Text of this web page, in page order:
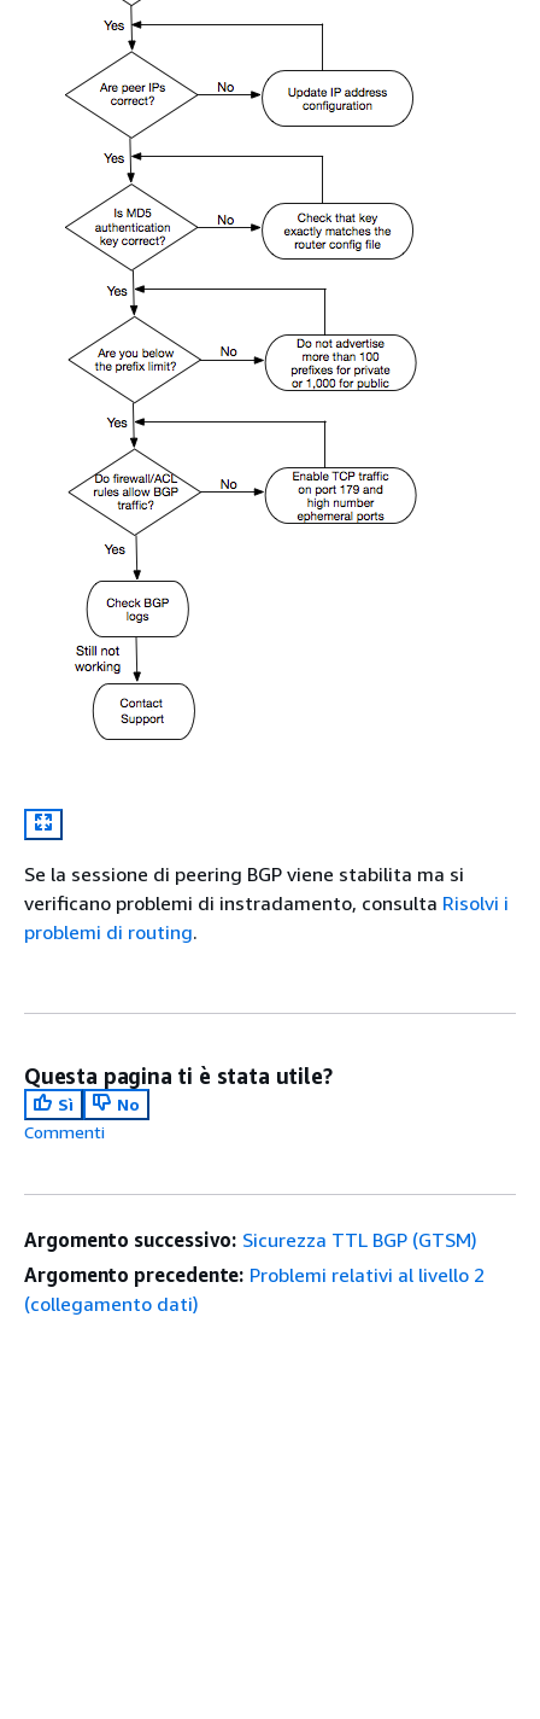
Se la sessione di peering BGP viene stabilita ma si
verificano problemi di instradamento, consulta Risolvi i
problemi di routing.
Questa pagina ti è stata utile?
Sì
No
Commenti
Argomento successivo: Sicurezza TTL BGP (GTSM)
Argomento precedente: Problemi relativi al livello 2
(collegamento dati)